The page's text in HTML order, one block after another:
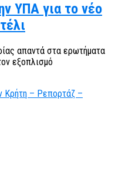
ΥΠΑ για το νέο
απαντά στα ερωτήματα
εξοπλισμό